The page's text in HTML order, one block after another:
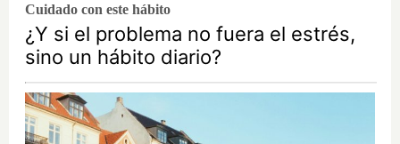
Cuidado con este hábito
¿Y si el problema no fuera el estrés,
sino un hábito diario?